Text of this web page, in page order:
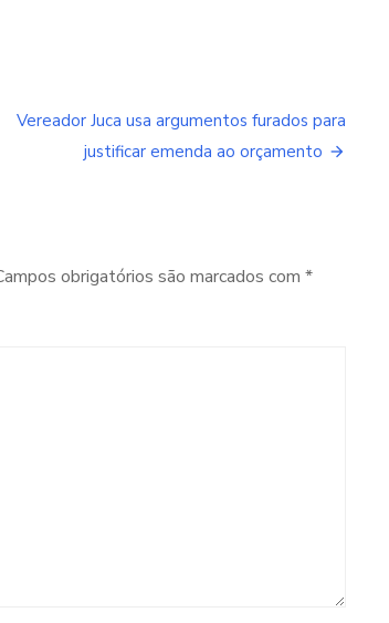
Vereador Juca usa argumentos furados para
justificar emenda ao orçamento
obrigatórios são marcados com *